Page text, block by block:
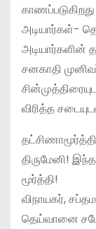
அடியார்கள்-
அடியார்களின்
சனகாதி
விரித்த
திருமேனி!
மூர்த்தி!
விநாயகர்,
தெய்வானை